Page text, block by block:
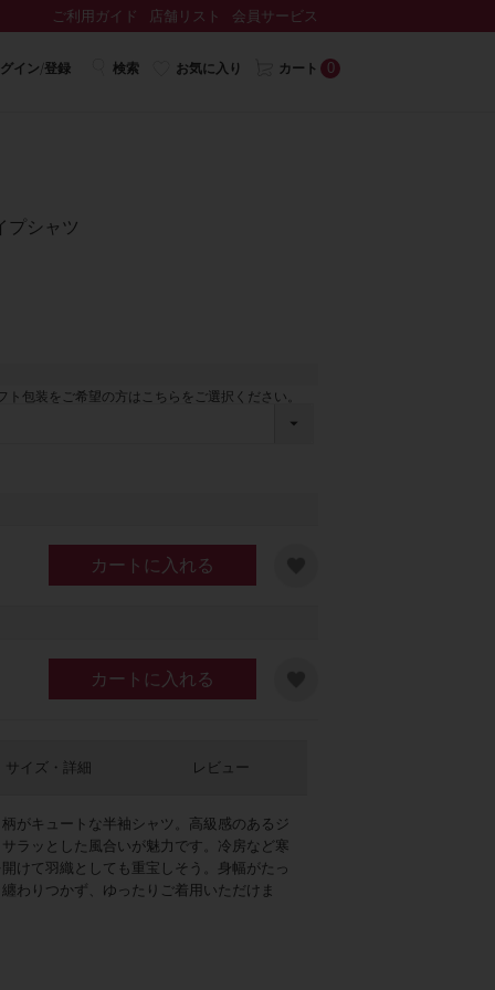
ご利用ガイド 店舗リスト 会員サービス
イン/登録 検索 お気に入り カート 0
プシャツ
包装をご希望の方はこちらをご選択ください。
カートに入れる
カートに入れる
がキュートな半袖シャツ。高級感のあるジ
ラッとした風合いが魅力です。冷房など寒
けて羽織としても重宝しそう。身幅がたっ
わりつかず、ゆったりご着用いただけま
サイズ・詳細 レビュー